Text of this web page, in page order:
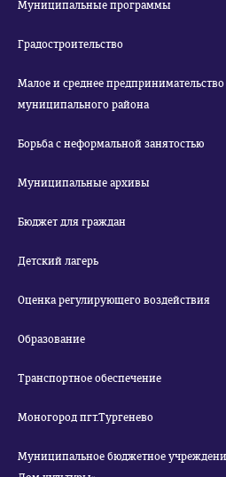
Муниципальные программы
Градостроительство
Малое и среднее
муниципального района
Борьба с неформальной занятостью
Муниципальные архивы
Бюджет для граждан
Детский лагерь
Оценка регулирующего воздействия
Образование
Транспортное обеспечение
Моногород пгт.Тургенево
Муниципальное бюджетное учреждение «Ардатовский